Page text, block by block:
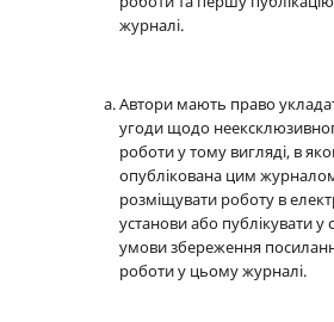
журналі.
Автори мають право
угоди щодо
роботи у тому вигляді, в
опублікована цим
розміщувати роботу в
установи або публікувати у
умови збереження
роботи у цьому журналі.